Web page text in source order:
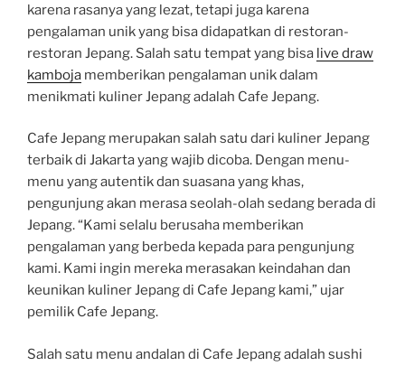
karena rasanya yang lezat, tetapi juga karena
pengalaman unik yang bisa didapatkan di restoran-
restoran Jepang. Salah satu tempat yang bisa live draw
kamboja memberikan pengalaman unik dalam
menikmati kuliner Jepang adalah Cafe Jepang.
Cafe Jepang merupakan salah satu dari kuliner Jepang
terbaik di Jakarta yang wajib dicoba. Dengan menu-
menu yang autentik dan suasana yang khas,
pengunjung akan merasa seolah-olah sedang berada di
Jepang. “Kami selalu berusaha memberikan
pengalaman yang berbeda kepada para pengunjung
kami. Kami ingin mereka merasakan keindahan dan
keunikan kuliner Jepang di Cafe Jepang kami,” ujar
pemilik Cafe Jepang.
Salah satu menu andalan di Cafe Jepang adalah sushi